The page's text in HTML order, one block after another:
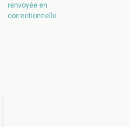
renvoyée en
correctionnelle